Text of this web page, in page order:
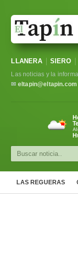
Sociedad
Política
Cultura
LLANERA SIERO
Las noticias y la
✉ eltapin@eltapin.com
LAS REGUERAS